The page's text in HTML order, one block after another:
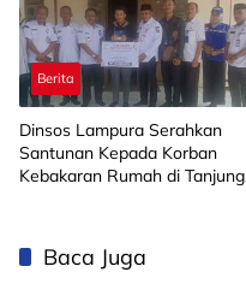
Berita
Dinsos Lampura Serahkan
Santunan Kepada Korban
Kebakaran Rumah di Tanjung
Baca Juga